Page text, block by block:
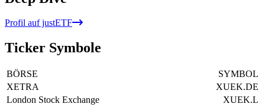
Profil auf justETF
Ticker Symbole
BÖRSE
SYMBOL
XETRA
XUEK.DE
London Stock Exchange
XUEK.L